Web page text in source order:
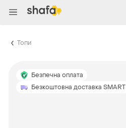
Топи
Безпечна оплата
Безкоштовна доставка SMART